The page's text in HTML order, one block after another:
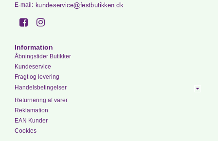
E-mail :
Information
Åbningstider Butikker
Kundeservice
Fragt og levering
Handelsbetingelser
Returnering af varer
Reklamation
EAN Kunder
Cookies